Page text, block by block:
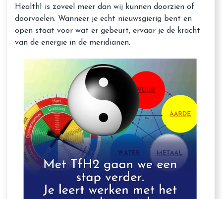
Health1 is zoveel meer dan wij kunnen doorzien of
doorvoelen. Wanneer je echt nieuwsgierig bent en
open staat voor wat er gebeurt, ervaar je de kracht
van de energie in de meridianen.